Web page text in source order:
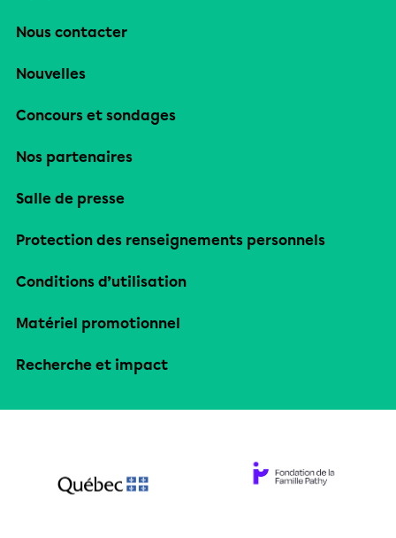
Nous contacter
Nouvelles
Concours et sondages
Nos partenaires
Salle de presse
Protection des renseignements personnels
Conditions d’utilisation
Matériel promotionnel
Recherche et impact